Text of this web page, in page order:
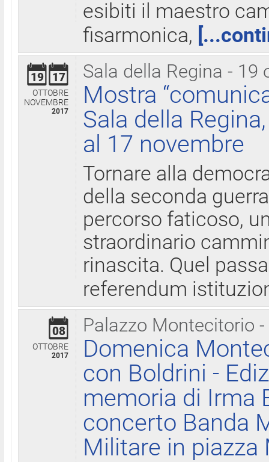
esibiti il maestro
fisarmonica,
Sala della Regina - 19
19 17
OTTOBRE
NOVEMBRE
2017
Mostra
Sala della
al 17 novembre
Tornare alla
della seconda
percorso faticoso,
straordinario
rinascita. Quel
referendum
Palazzo Montecitorio
08
OTTOBRE
2017
Domenica
con Boldrini -
memoria di Irma
concerto Banda
Militare in